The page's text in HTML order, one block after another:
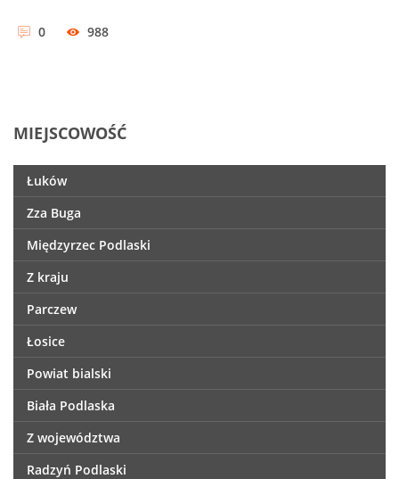
0 988
MIEJSCOWOŚĆ
Łuków
Zza Buga
Międzyrzec Podlaski
Z kraju
Parczew
Łosice
Powiat bialski
Biała Podlaska
Z województwa
Radzyń Podlaski